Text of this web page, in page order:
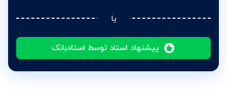
یا
پیشنهاد استاد توسط استادبانک